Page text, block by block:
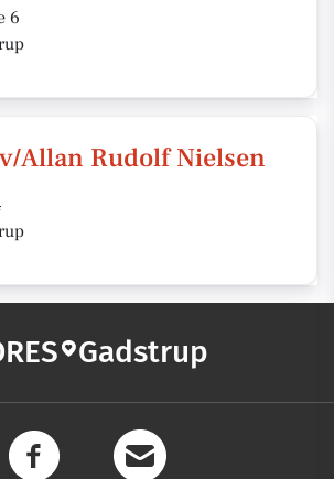
6
Allan Rudolf Nielsen
Gadstrup